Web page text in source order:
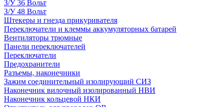
З/У 36 Вольт
З/У 48 Вольт
Штекеры и гнезда прикуривателя
Переключатели и клеммы аккумуляторных батарей
Вентиляторы трюмные
Панели переключателей
Переключатели
Предохранители
Разъемы, наконечники
Зажим соединительный изолирующий СИЗ
Наконечник вилочный изолированный НВИ
Наконечник кольцевой НКИ